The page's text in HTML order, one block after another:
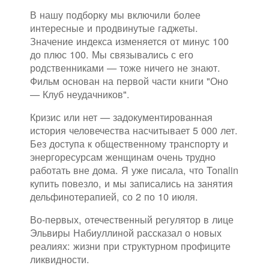
В нашу подборку мы включили более
интересные и продвинутые гаджеты.
Значение индекса изменяется от минус 100
до плюс 100. Мы связывались с его
родственниками — тоже ничего не знают.
Фильм основан на первой части книги "Оно
— Клуб неудачников".
Кризис или нет — задокументированная
история человечества насчитывает 5 000 лет.
Без доступа к общественному транспорту и
энергоресурсам женщинам очень трудно
работать вне дома. Я уже писала, что Tonalin
купить повезло, и мы записались на занятия
дельфинотерапией, со 2 по 10 июля.
Во-первых, отечественный регулятор в лице
Эльвиры Набиуллиной рассказал о новых
реалиях: жизни при структурном профиците
ликвидности.